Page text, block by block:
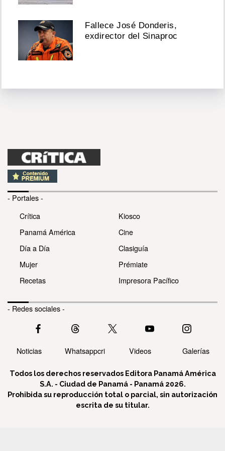
Fallece José Donderis,
exdirector del Sinaproc
- Portales -
Crítica
Panamá América
Día a Día
Mujer
Recetas
Kiosco
Cine
Clasiguía
Prémiate
Impresora Pacífico
- Redes sociales -
Noticias Whatsappcri Videos Galerías
Todos los derechos reservados Editora Panamá América
S.A. - Ciudad de Panamá - Panamá 2026.
Prohibida su reproducción total o parcial, sin autorización
escrita de su titular.